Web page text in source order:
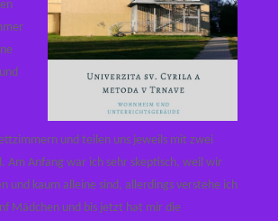
und teilen uns jeweils mit zwei
Am Anfang war ich sehr skeptisch, weil wir
und kaum alleine sind, allerdings verstehe ich
Mädchen und bis jetzt hat mir die